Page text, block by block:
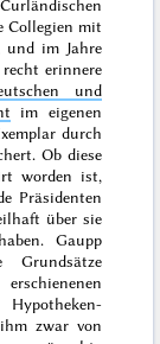
Collegien mit
und im Jahre
erinnere
und
im eigenen
durch
Ob diese
worden ist,
Präsidenten
über sie
Gaupp
zwar von